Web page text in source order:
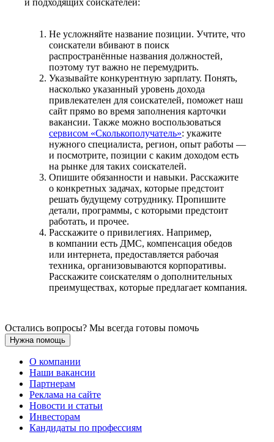
и подходящих соискателей:
Не усложняйте название позиции. Учтите, что
соискатели вбивают в поиск
распространённые названия должностей,
поэтому тут важно не перемудрить.
Указывайте конкурентную зарплату. Понять,
насколько указанный уровень дохода
привлекателен для соискателей, поможет наш
сайт прямо во время заполнения карточки
вакансии. Также можно воспользоваться
сервисом «Сколькополучатель»: укажите
нужного специалиста, регион, опыт работы —
и посмотрите, позиции с каким доходом есть
на рынке для таких соискателей.
Опишите обязанности и навыки. Расскажите
о конкретных задачах, которые предстоит
решать будущему сотруднику. Пропишите
детали, программы, с которыми предстоит
работать, и прочее.
Расскажите о привилегиях. Например,
в компании есть ДМС, компенсация обедов
или интернета, предоставляется рабочая
техника, организовываются корпоративы.
Расскажите соискателям о дополнительных
преимуществах, которые предлагает компания.
Остались вопросы? Мы всегда готовы помочь
Нужна помощь
О компании
Наши вакансии
Партнерам
Реклама на сайте
Новости и статьи
Инвесторам
Кандидаты по профессиям